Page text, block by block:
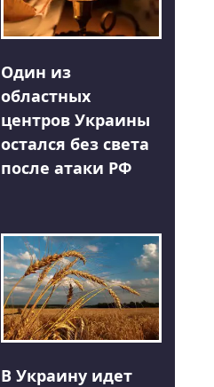
Один из
областных
центров Украины
остался без света
после атаки РФ
В Украину идет